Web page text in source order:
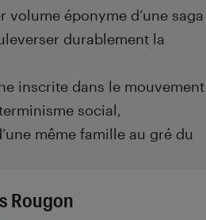
volume éponyme d’une saga
durablement la
inscrite dans le mouvement
social,
même famille au gré du
Rougon